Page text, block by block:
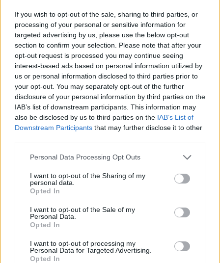
If you wish to opt-out of the sale, sharing to third parties, or
processing of your personal or sensitive information for
targeted advertising by us, please use the below opt-out
section to confirm your selection. Please note that after your
opt-out request is processed you may continue seeing
interest-based ads based on personal information utilized by
us or personal information disclosed to third parties prior to
your opt-out. You may separately opt-out of the further
disclosure of your personal information by third parties on the
IAB’s list of downstream participants. This information may
also be disclosed by us to third parties on the IAB’s List of
Downstream Participants that may further disclose it to other
Please note that this website/app uses one or more Google
not limited to your visit or usage behaviour. You may click to
grant or deny consent to Google and its third-party tags to
use your data for below specified purposes in below Google
consent section.
Personal Data Processing Opt Outs
I want to opt-out of the Sharing of my
personal data.
Opted In
I want to opt-out of the Sale of my
Personal Data.
Opted In
I want to opt-out of processing my
Personal Data for Targeted Advertising.
Opted In